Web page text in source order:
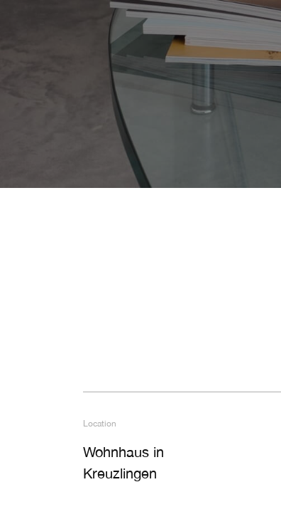
Location
Wohnhaus in
Kreuzlingen